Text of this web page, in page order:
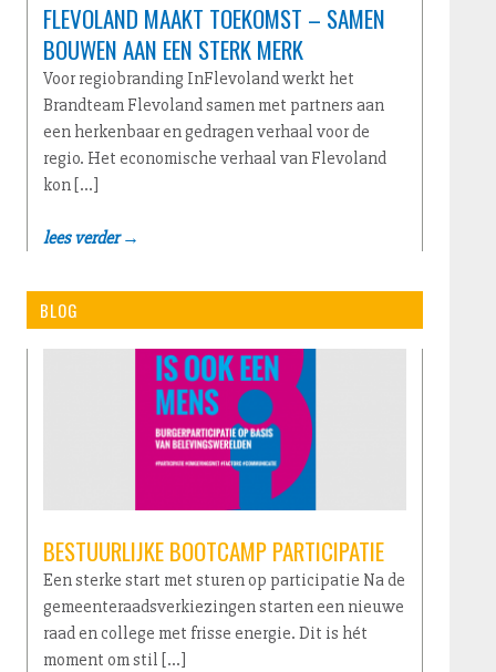
FLEVOLAND MAAKT TOEKOMST – SAMEN
BOUWEN AAN EEN STERK MERK
Voor regiobranding InFlevoland werkt het
Brandteam Flevoland samen met partners aan
een herkenbaar en gedragen verhaal voor de
regio. Het economische verhaal van Flevoland
kon […]
lees verder →
BLOG
BESTUURLIJKE BOOTCAMP PARTICIPATIE
Een sterke start met sturen op participatie Na de
gemeenteraadsverkiezingen starten een nieuwe
raad en college met frisse energie. Dit is hét
moment om stil […]